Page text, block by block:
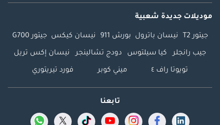
موديلات جديدة شعبية
جيتور T2 نيسان باترول بورش 911 نيسان كيكس جيتور G700
جيب رانجلر كيا سيلتوس دودج تشالينجر نيسان إكس تريل
تويوتا راف ٤ ميني كوبر فورد تيريتوري
تابعنا